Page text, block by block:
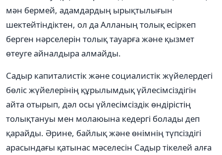
мән бермей, адамдардың ырықтылығын
шектейтіндіктен, ол да Алланың толық есіркеп
берген нәрселерін толық тауарға және қызмет
өтеуге айналдыра алмайды.
Садыр капиталистік және социалистік жүйелердегі
бөліс жүйелерінің құрылымдық үйлесімсіздігін
айта отырып, дәл осы үйлесімсіздік өндірістің
толықтануы мен молаюына кедергі болады деп
қарайды. Әрине, байлық және өнімнің түпсіздігі
арасындағы қатынас мәселесін Садыр тікелей алға